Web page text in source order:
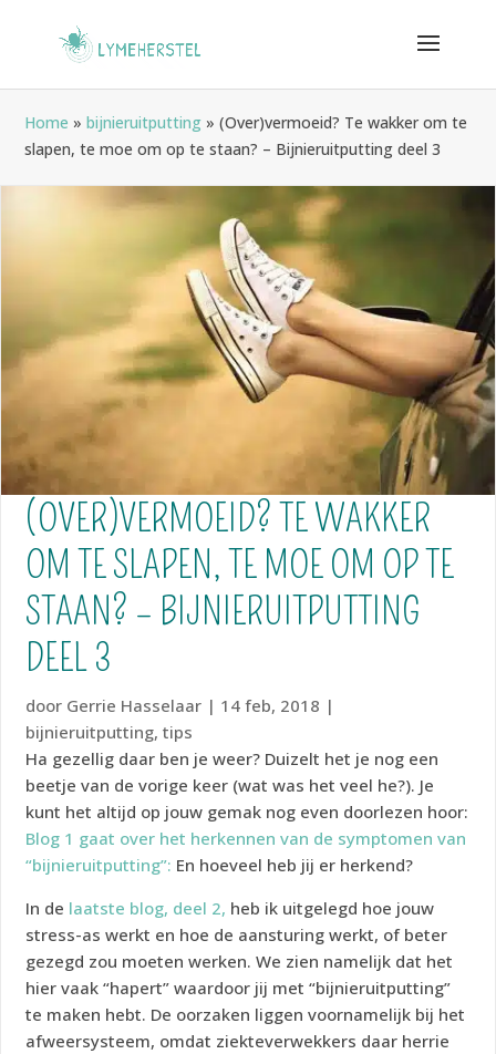
Home »bijnieruitputting »(Over)vermoeid? Te wakker om te
slapen, te moe om op te staan? – Bijnieruitputting deel 3
(OVER)VERMOEID? TE WAKKER
OM TE SLAPEN, TE MOE OM OP TE
STAAN? – BIJNIERUITPUTTING
DEEL 3
door Gerrie Hasselaar | 14 feb, 2018 |
bijnieruitputting,tips
Ha gezellig daar ben je weer? Duizelt het je nog een
beetje van de vorige keer (wat was het veel he?). Je
kunt het altijd op jouw gemak nog even doorlezen hoor:
Blog 1 gaat over het herkennen van de symptomen van
“bijnieruitputting”: En hoeveel heb jij er herkend?
In de laatste blog, deel 2, heb ik uitgelegd hoe jouw
stress-as werkt en hoe de aansturing werkt, of beter
gezegd zou moeten werken. We zien namelijk dat het
hier vaak “hapert” waardoor jij met “bijnieruitputting”
te maken hebt. De oorzaken liggen voornamelijk bij het
afweersysteem, omdat ziekteverwekkers daar herrie